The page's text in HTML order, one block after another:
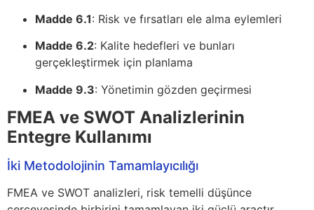
Madde 6.1: Risk ve fırsatları ele alma eylemleri
Madde 6.2: Kalite hedefleri ve bunları
gerçekleştirmek için planlama
Madde 9.3: Yönetimin gözden geçirmesi
FMEA ve SWOT Analizlerinin
Entegre Kullanımı
İki Metodolojinin Tamamlayıcılığı
FMEA ve SWOT analizleri, risk temelli düşünce